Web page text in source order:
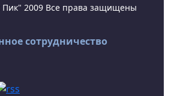
2009 Все права защищены
сотрудничество